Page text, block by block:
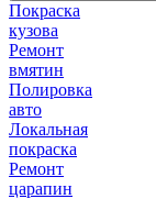
Покраска
кузова
Ремонт
вмятин
Полировка
авто
Локальная
покраска
Ремонт
царапин